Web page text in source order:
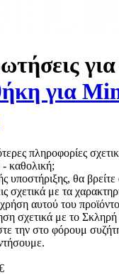
για
για
πληροφορίες
καθολική;
υποστήριξης, θα
σχετικά με τα
αυτού του
σχετικά με το
την στο φόρουμ